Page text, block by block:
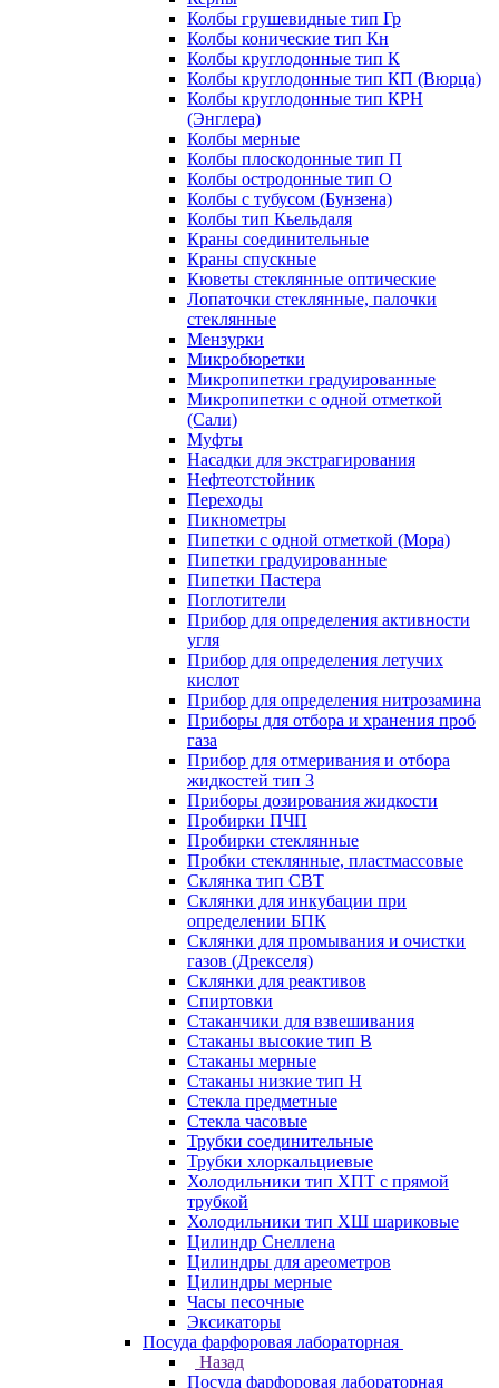
Колбы грушевидные тип Гр
Колбы конические тип Кн
Колбы круглодонные тип К
Колбы круглодонные тип КП (Вюрца)
Колбы круглодонные тип КРН
(Энглера)
Колбы мерные
Колбы плоскодонные тип П
Колбы остродонные тип О
Колбы с тубусом (Бунзена)
Колбы тип Кьельдаля
Краны соединительные
Краны спускные
Кюветы стеклянные оптические
Лопаточки стеклянные, палочки
стеклянные
Мензурки
Микробюретки
Микропипетки градуированные
Микропипетки с одной отметкой
(Сали)
Муфты
Насадки для экстрагирования
Нефтеотстойник
Переходы
Пикнометры
Пипетки с одной отметкой (Мора)
Пипетки градуированные
Пипетки Пастера
Поглотители
Прибор для определения активности
угля
Прибор для определения летучих
кислот
Прибор для определения нитрозамина
Приборы для отбора и хранения проб
газа
Прибор для отмеривания и отбора
жидкостей тип 3
Приборы дозирования жидкости
Пробирки ПЧП
Пробирки стеклянные
Пробки стеклянные, пластмассовые
Склянка тип СВТ
Склянки для инкубации при
определении БПК
Склянки для промывания и очистки
газов (Дрекселя)
Склянки для реактивов
Спиртовки
Стаканчики для взвешивания
Стаканы высокие тип В
Стаканы мерные
Стаканы низкие тип Н
Стекла предметные
Стекла часовые
Трубки соединительные
Трубки хлоркальциевые
Холодильники тип ХПТ с прямой
трубкой
Холодильники тип ХШ шариковые
Цилиндр Снеллена
Цилиндры для ареометров
Цилиндры мерные
Часы песочные
Эксикаторы
Посуда фарфоровая лабораторная
Назад
Посуда фарфоровая лабораторная